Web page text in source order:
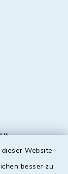
Website
besser zu